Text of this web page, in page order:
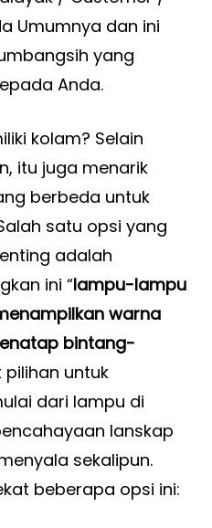
Umumnya dan ini
yang
Anda.
kolam? Selain
itu juga menarik
berbeda untuk
satu opsi yang
adalah
ini “lampu-lampu
warna
bintang-
pilihan untuk
dari lampu di
lanskap
sekalipun.
beberapa opsi ini: